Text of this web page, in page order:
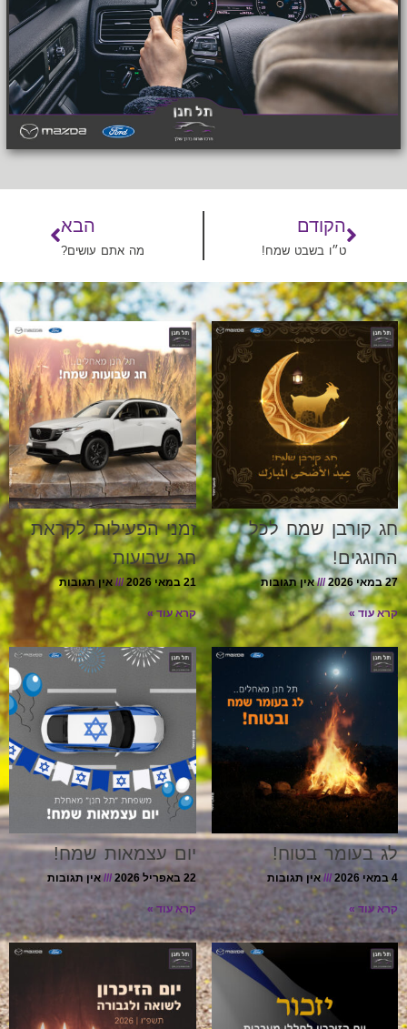
הקודם
ט״ו בשבט שמח!
הבא
מה אתם עושים?
חג קורבן שמח לכל
החוגגים!
27 במאי 2026 אין תגובות
קרא עוד »
זמני הפעילות לקראת
חג שבועות
21 במאי 2026 אין תגובות
קרא עוד »
לג בעומר בטוח!
4 במאי 2026 אין תגובות
קרא עוד »
יום עצמאות שמח!
22 באפריל 2026 אין תגובות
קרא עוד »